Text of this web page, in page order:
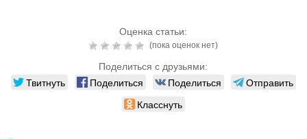
Оценка статьи:
(пока оценок нет)
Поделиться с друзьями:
Твитнуть Поделиться Поделиться
Отправить
Класснуть